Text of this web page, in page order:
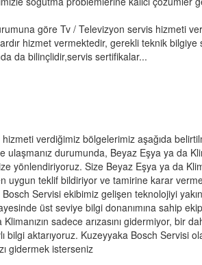
göre Tv / Televizyon servis hizmeti
hizmet vermektedir, gerekli teknik
da bilinçlidir,servis sertifikalar...
verdiğimiz bölgelerimiz aşağıda
ulaşmanız durumunda, Beyaz Eşya ya da
yönlendiriyoruz. Size Beyaz Eşya ya da
uygun teklif bildiriyor ve tamirine karar
Servisi ekibimiz gelişen teknolojiyi
üst seviye bilgi donanımına sahip
sadece arızasını gidermiyor, bir
bilgi aktarıyoruz. Kuzeyyaka Bosch Servisi
gidermek isterseniz